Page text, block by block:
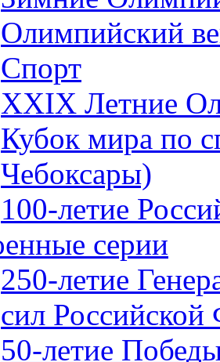
Олимпийский
Спорт
XXIX Летние
Кубок мира по
Чебоксары)
100-летие
серии
250-летие
сил Российской
50-летие